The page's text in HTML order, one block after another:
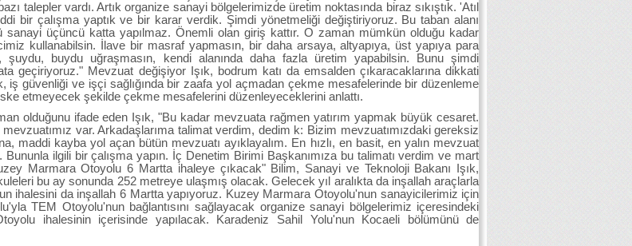
talepler vardı. Artık organize sanayi bölgelerimizde üretim noktasında biraz sıkıştık. 'Atıl
bir çalışma yaptık ve bir karar verdik. Şimdi yönetmeliği değiştiriyoruz. Bu taban alanı
sanayi üçüncü katta yapılmaz. Önemli olan giriş kattır. O zaman mümkün olduğu kadar
kullanabilsin. İlave bir masraf yapmasın, bir daha arsaya, altyapıya, üst yapıya para
şuydu, buydu uğraşmasın, kendi alanında daha fazla üretim yapabilsin. Bunu şimdi
geçiriyoruz." Mevzuat değişiyor Işık, bodrum katı da emsalden çıkaracaklarına dikkati
güvenliği ve işçi sağlığında bir zaafa yol açmadan çekme mesafelerinde bir düzenleme
etmeyecek şekilde çekme mesafelerini düzenleyeceklerini anlattı.
olduğunu ifade eden Işık, "Bu kadar mevzuata rağmen yatırım yapmak büyük cesaret.
var. Arkadaşlarıma talimat verdim, dedim k: Bizim mevzuatımızdaki gereksiz
maddi kayba yol açan bütün mevzuatı ayıklayalım. En hızlı, en basit, en yalın mevzuat
Bununla ilgili bir çalışma yapın. İç Denetim Birimi Başkanımıza bu talimatı verdim ve mart
Marmara Otoyolu 6 Martta ihaleye çıkacak" Bilim, Sanayi ve Teknoloji Bakanı Işık,
bu ay sonunda 252 metreye ulaşmış olacak. Gelecek yıl aralıkta da inşallah araçlarla
ihalesini da inşallah 6 Martta yapıyoruz. Kuzey Marmara Otoyolu'nun sanayicilerimiz için
TEM Otoyolu'nun bağlantısını sağlayacak organize sanayi bölgelerimiz içeresindeki
ihalesinin içerisinde yapılacak. Karadeniz Sahil Yolu'nun Kocaeli bölümünü de